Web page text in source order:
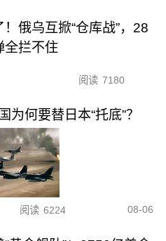
！俄乌互掀“仓库战”，28
全拦不住
阅读 7180
何要替日本“托底”？
阅读 6224 08-06